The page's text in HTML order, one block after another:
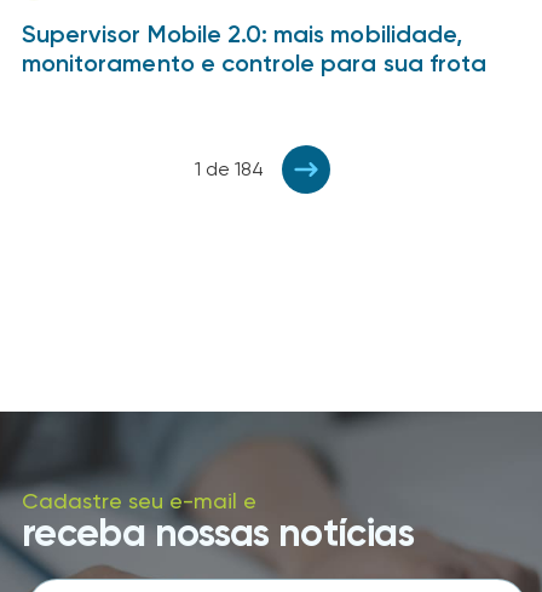
Supervisor Mobile 2.0: mais mobilidade,
monitoramento e controle para sua frota
1 de 184
Cadastre seu e-mail e
receba nossas notícias